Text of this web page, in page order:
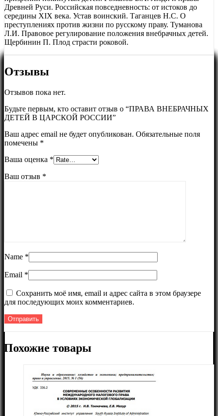
Древней Руси. Российская повседневность: от истоков до
середины XIX века. Устав воинский. Таганцев Н.С. О
преступлениях против жизни по русскому праву. Туманова
Л.И. Правовое регулирование положения внебрачных детей.
Щербинин П. Плод страсти роковой.
Отзывы
Отзывов пока нет.
Будьте первым, кто оставит отзыв о “ПРАВА ВНЕБРАЧНЫХ
ДЕТЕЙ В ЦАРСКОЙ РОССИИ”
Ваш адрес email не будет опубликован. Обязательные поля
помечены *
Ваша оценка *
Ваш отзыв *
Name *
Email *
Сохранить моё имя, email и адрес сайта в этом браузере
для последующих моих комментариев.
Похожие товары